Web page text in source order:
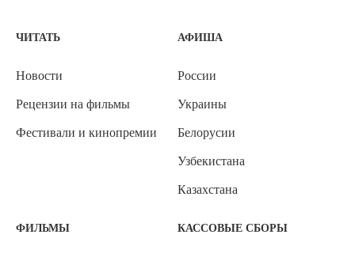
ЧИТАТЬ
Новости
Рецензии на фильмы
Фестивали и кинопремии
АФИША
России
Украины
Белорусии
Узбекистана
Казахстана
ФИЛЬМЫ КАССОВЫЕ СБОРЫ